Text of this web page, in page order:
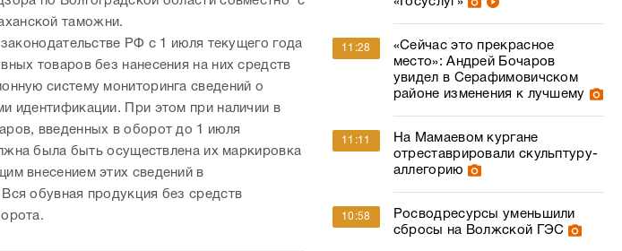
таможни.
РФ с 1 июля текущего года
товаров без нанесения на них средств
систему мониторинга сведений о
идентификации. При этом при наличии в
введенных в оборот до 1 июля
была быть осуществлена их маркировка
внесением этих сведений в
обувная продукция без средств
11:28
«Сейчас это прекрасное
место»: Андрей Бочаров
увидел в Серафимовичском
районе изменения к лучшему
11:11
На Мамаевом кургане
отреставрировали скульптуру-
аллегорию
10:58
Росводресурсы уменьшили
сбросы на Волжской ГЭС